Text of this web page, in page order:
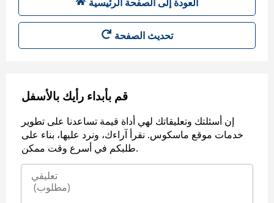
تحديث الصفحة
قم بأبداء رأيك بالأسفل
إن أسئلتك وتعليقاتك لهي أداة قيمة تساعدنا على تطوير
خدمات موقع ماسكوس. نقرأ آراءك، ونرد عليها، بناء على
طلبكم في أسرع وقت ممكن.